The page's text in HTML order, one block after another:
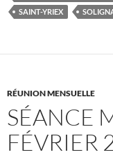
SAINT-YRIEX
RÉUNION MENSUELLE
SÉANCE
FÉVRIER